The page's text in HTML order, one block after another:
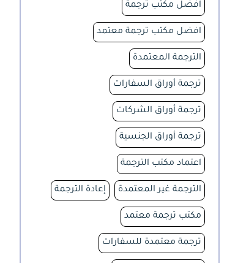
افضل مكتب ترجمة
افضل مكتب ترجمة معتمد
الترجمة المعتمدة
ترجمة أوراق السفارات
ترجمة أوراق الشركات
ترجمة أوراق الجنسية
اعتماد مكتب الترجمة
الترجمة غير المعتمدة إعادة الترجمة
مكتب ترجمة معتمد
ترجمة معتمدة للسفارات